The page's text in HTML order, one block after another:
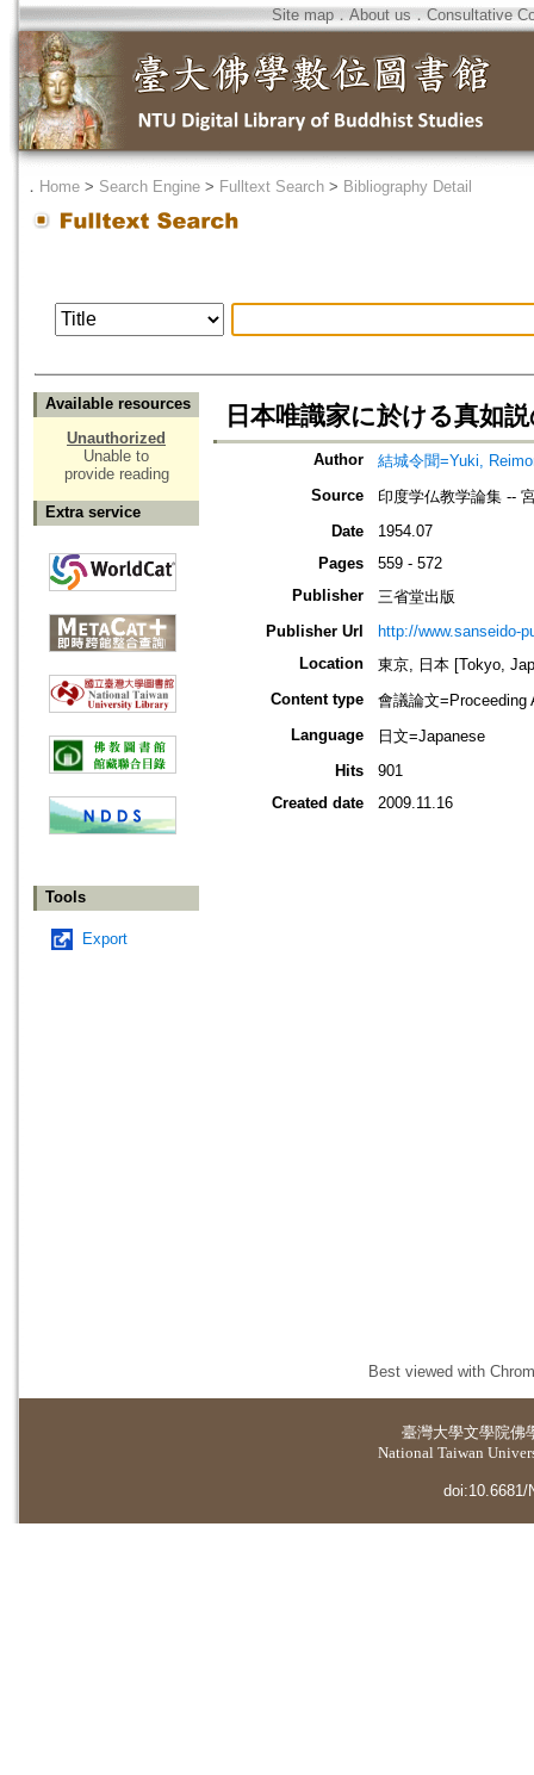
Site map．About us ． Consultative
． Home > Search Engine > Fulltext Search > Bibliography Detail
Available resources
Unauthorized
Unable to
provide reading
Extra service
Tools
Export
日本唯識家に於ける真如
Author
結城令聞=Yuki,
Source
印度学仏教学論集 --
Date
1954.07
Pages
559 - 572
Publisher
三省堂出版
Publisher Url
http://www.sanseido-
Location
東京, 日本 [Tokyo,
Content type
會議論文=Proceeding
Language
日文=Japanese
Hits
901
Created date
2009.11.16
Best viewed with
臺灣大學文學院佛
National Taiwan
doi:10.6681/